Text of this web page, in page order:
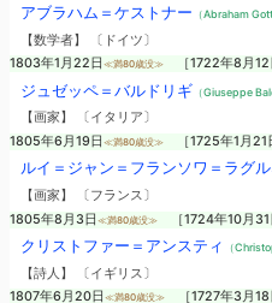
アブラハム＝ケストナー （Abraham
【数学者】 〔ドイツ〕
1803年1月22日 ≪満80歳没≫ ［1722年8月12
ジュゼッペ＝バルドリギ （Giuseppe
【画家】 〔イタリア〕
1805年6月19日 ≪満80歳没≫ ［1725年1月21
ルイ＝ジャン＝フランソワ＝ラグ
【画家】 〔フランス〕
1805年8月3日 ≪満80歳没≫ ［1724年10月31
クリストファー＝アンスティ （
【詩人】 〔イギリス〕
1807年6月20日 ≪満80歳没≫ ［1727年3月18